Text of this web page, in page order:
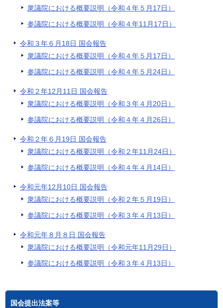
衆議院における概要説明（令和４年５月17日）
参議院における概要説明（令和４年11月17日）
令和３年６月18日 国会報告
衆議院における概要説明（令和４年５月17日）
参議院における概要説明（令和４年５月24日）
令和２年12月11日 国会報告
衆議院における概要説明（令和３年４月20日）
参議院における概要説明（令和４年４月26日）
令和２年６月19日 国会報告
衆議院における概要説明（令和２年11月24日）
参議院における概要説明（令和４年４月14日）
令和元年12月10日 国会報告
衆議院における概要説明（令和２年５月19日）
参議院における概要説明（令和３年４月13日）
令和元年８月８日 国会報告
衆議院における概要説明（令和元年11月29日）
参議院における概要説明（令和３年４月13日）
国会提出法案等